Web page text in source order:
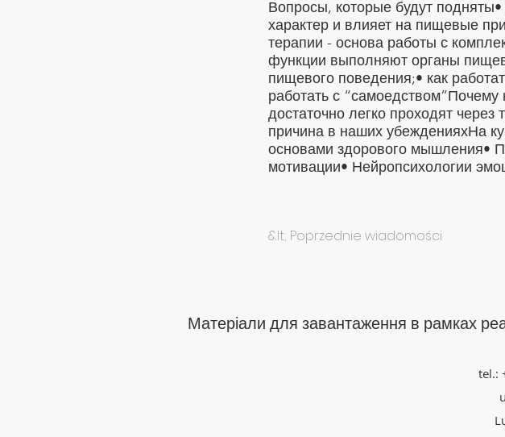
Вопросы, которые будут
характер и влияет на пищевые
терапии - основа работы с
функции выполняют органы
пищевого поведения;• как
работать с
достаточно легко проходят
причина в наших убежденияхНа
основами здорового мышления•
мотивации• Нейропсихологии
&lt; Poprzednie wiadomości
Матеріали для завантаження в рамках
tel.: